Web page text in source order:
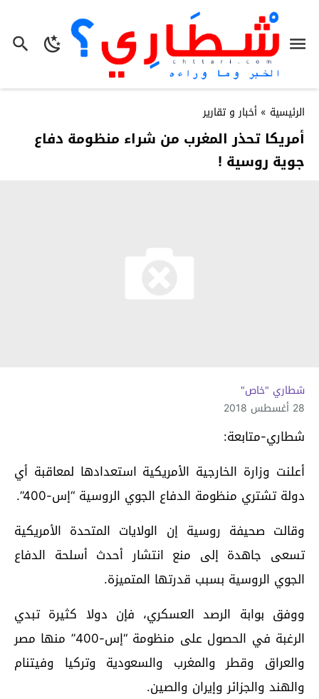
الرئيسية » أخبار و تقارير
أمريكا تحذر المغرب من شراء منظومة دفاع
جوية روسية !
شطاري "خاص"
28 أغسطس 2018
شطاري-متابعة:
أعلنت وزارة الخارجية الأمريكية استعدادها لمعاقبة أي
دولة تشتري منظومة الدفاع الجوي الروسية “إس-400”.
وقالت صحيفة روسية إن الولايات المتحدة الأمريكية
تسعى جاهدة إلى منع انتشار أحدث أسلحة الدفاع
الجوي الروسية بسبب قدرتها المتميزة.
ووفق بوابة الرصد العسكري، فإن دولا كثيرة تبدي
الرغبة في الحصول على منظومة “إس-400” منها مصر
والعراق وقطر والمغرب والسعودية وتركيا وفيتنام
والهند والجزائر وإيران والصين.